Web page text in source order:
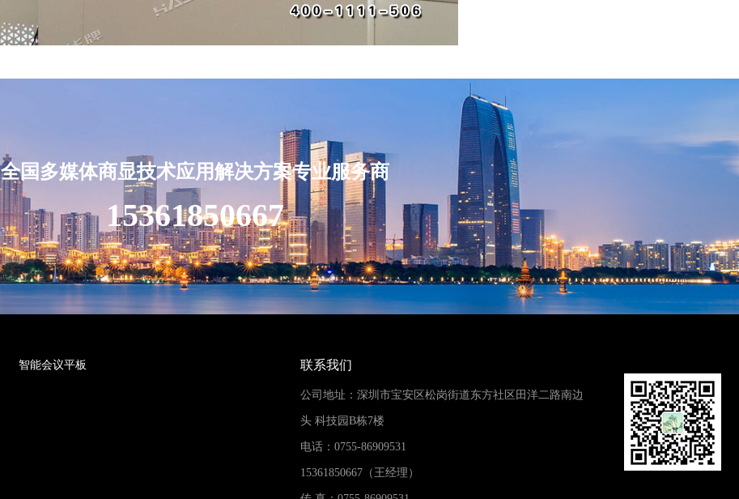
全国多媒体商显技术应用解决方案专业服务商
15361850667
智能会议平板 联系我们
公司地址：深圳市宝安区松岗街道东方社区田洋二路南边
头 科技园B栋7楼
电话：0755-86909531
15361850667（王经理）